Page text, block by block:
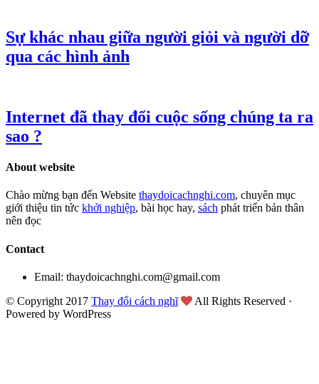
Sự khác nhau giữa người giỏi và người dỡ
qua các hình ảnh
Internet đã thay đổi cuộc sống chúng ta ra
sao ?
About website
Chào mừng bạn đến Website thaydoicachnghi.com, chuyên mục
giới thiệu tin tức khởi nghiệp, bài học hay, sách phát triển bản thân
nên đọc
Contact
Email: thaydoicachnghi.com@gmail.com
© Copyright 2017 Thay đổi cách nghĩ
All Rights Reserved ·
Powered by WordPress